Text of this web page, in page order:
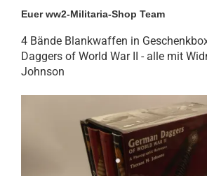
Euer ww2-Militaria-Shop Team
4 Bände Blankwaffen in
Daggers of World War II - alle mit
Johnson